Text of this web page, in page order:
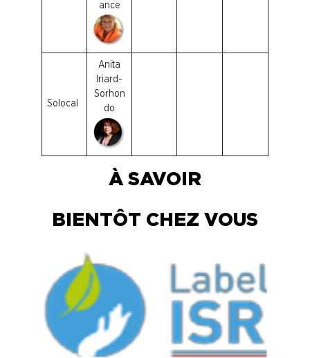
ance
Solocal
Anita
Iriard-
Sorhon
do
À SAVOIR
BIENTÔT CHEZ VOUS